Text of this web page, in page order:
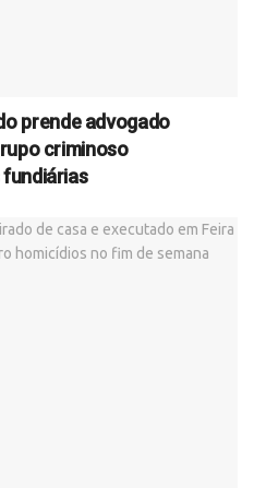
prende advogado
criminoso